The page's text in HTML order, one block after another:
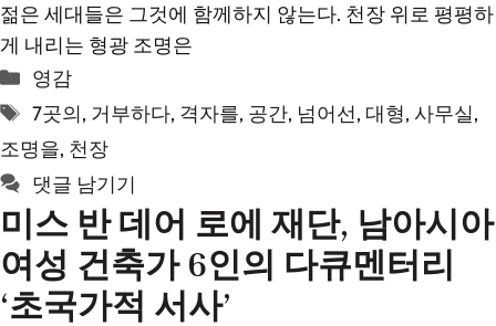
젊은 세대들은 그것에 함께하지 않는다. 천장 위로 평평하
게 내리는 형광 조명은
카
테
리
영감
태
그
7곳의, 거부하다, 격자를, 공간, 넘어선, 대형, 사무실,
조명을, 천장
댓글 남기기
미스 반 데어 로에 재단, 남아시아
여성 건축가 6인의 다큐멘터리
‘초국가적 서사’